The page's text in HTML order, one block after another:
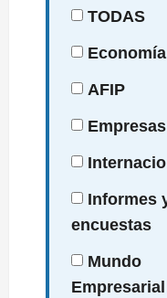
TODAS
Economía
AFIP
Empresas
Informes
encuestas
Mundo
Empresarial